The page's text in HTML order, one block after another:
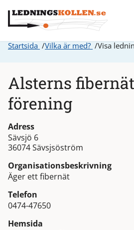
Startsida Vilka är med? Visa
Alsterns
förening
Adress
Sävsjö 6
36074 Sävsjsöström
Organisationsbeskrivning
Äger ett fibernät
Telefon
0474-47650
Hemsida